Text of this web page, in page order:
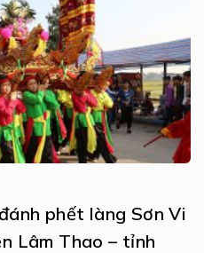
phết làng Sơn Vi
Lâm Thao – tỉnh